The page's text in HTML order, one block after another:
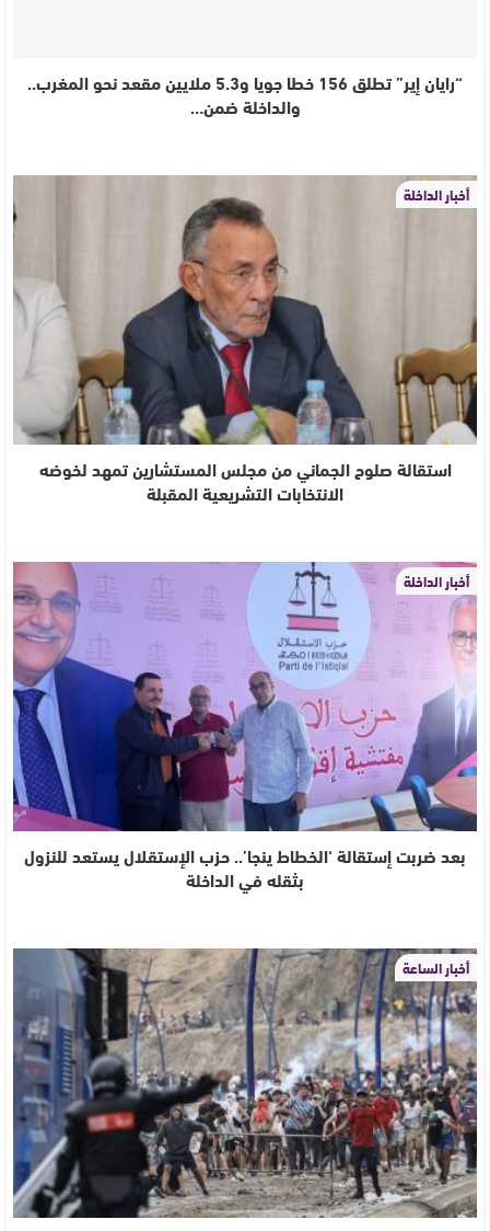
“رايان إير” تطلق 156 خطا جويا و5.3 ملايين مقعد نحو المغرب..
والداخلة ضمن…
أخبار الداخلة
استقالة صلوح الجماني من مجلس المستشارين تمهد لخوضه
الانتخابات التشريعية المقبلة
أخبار الداخلة
بعد ضربت إستقالة ‘الخطاط ينجا’.. حزب الإستقلال يستعد للنزول
بثقله في الداخلة
أخبار الساعة